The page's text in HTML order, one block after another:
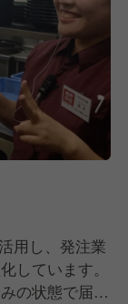
用し、発注業
しています。
の状態で届く